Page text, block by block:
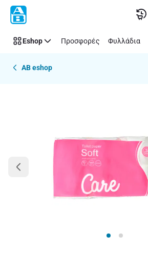
Παράλειψη
Eshop Προσφορές Φυλλάδια
AB eshop